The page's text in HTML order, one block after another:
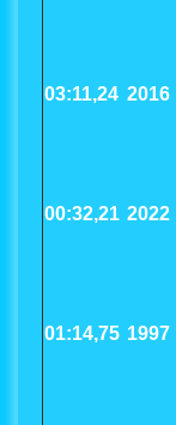
03:11,24 2016
00:32,21 2022
01:14,75 1997